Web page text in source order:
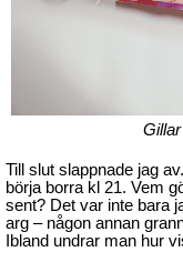
Till slut slappnade jag
börja borra kl 21. Vem
sent? Det var inte bara
arg – någon annan
Ibland undrar man hur